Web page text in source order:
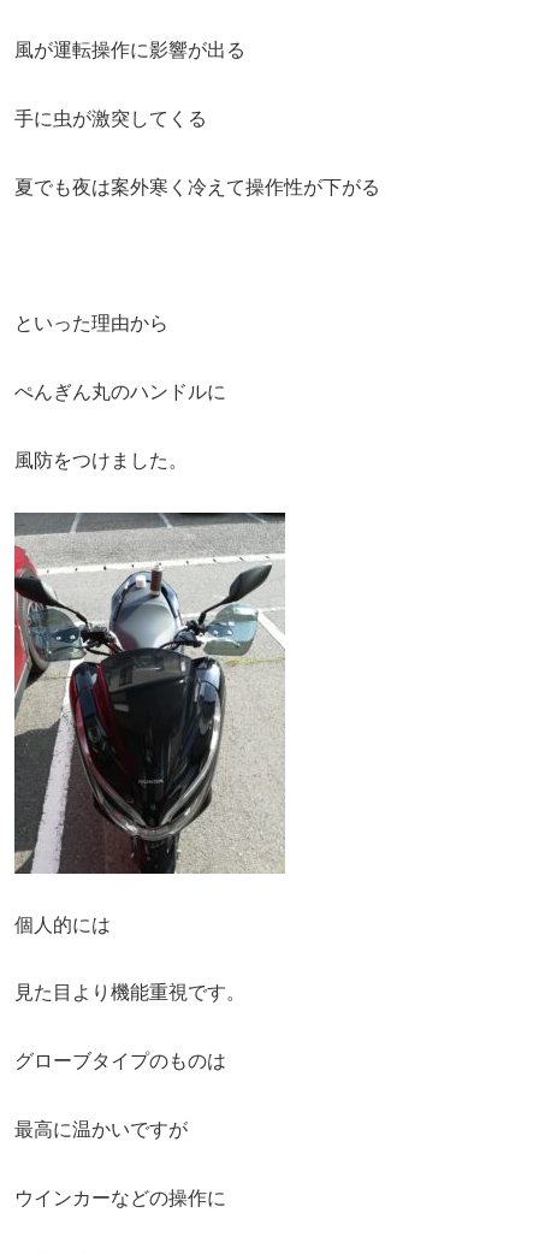
風が運転操作に影響が出る
手に虫が激突してくる
夏でも夜は案外寒く冷えて操作性が下がる
といった理由から
ぺんぎん丸のハンドルに
風防をつけました。
個人的には
見た目より機能重視です。
グローブタイプのものは
最高に温かいですが
ウインカーなどの操作に